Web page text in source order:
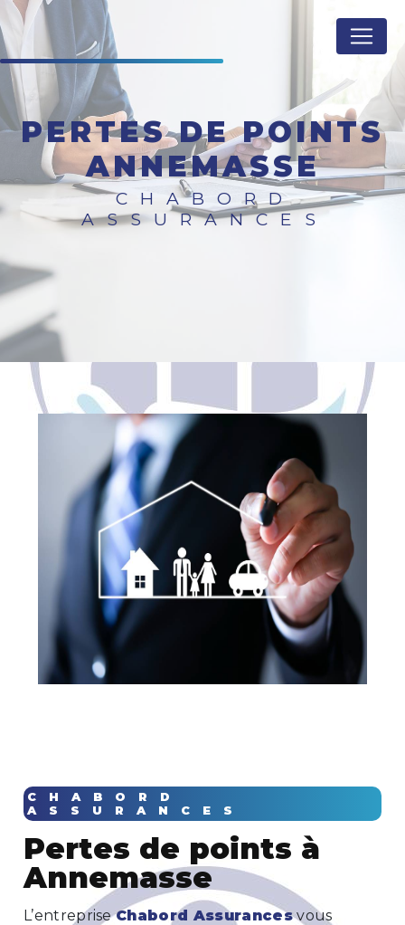
PERTES DE POINTS
ANNEMASSE
CHABORD
ASSURANCES
CHABORD
ASSURANCES
pertes de points à
Annemasse
L’entrepriseChabord Assurancesvous
Panneau de gestion des cookies